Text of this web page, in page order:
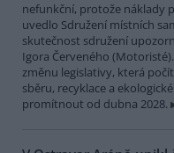
nefunkční, protože náklady
uvedlo Sdružení místních
skutečnost sdružení
Igora Červeného
změnu legislativy, která
sběru, recyklace a
promítnout od dubna 2028.